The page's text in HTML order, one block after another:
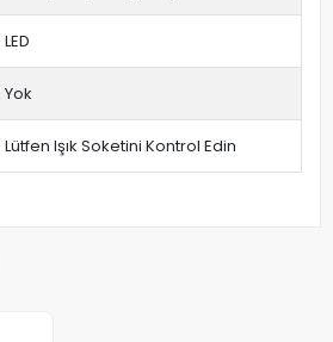
LED
Yok
Lütfen Işık Soketini Kontrol Edin